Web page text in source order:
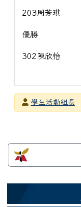
203周芳琪
優勝
302陳欣怡
發布者學生活動組長
左邊區域內容